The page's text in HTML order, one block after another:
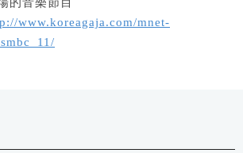
www.koreagaja.com/mnet-